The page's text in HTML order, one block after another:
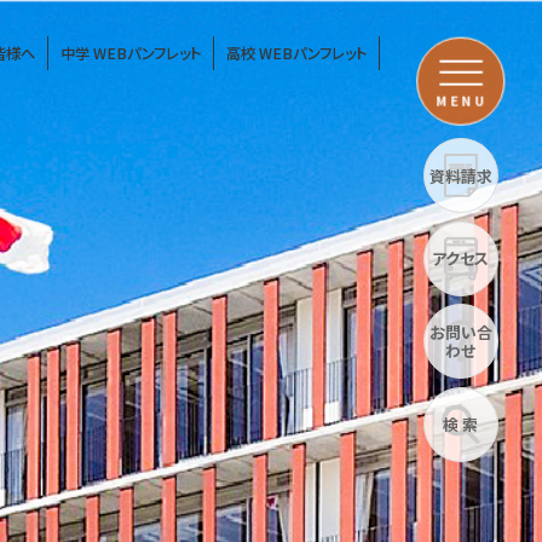
様へ 中学 WEBパンフレット 高校 WEBパンフレット
MENU
資料請求
アクセス
お問い合
わせ
検 索